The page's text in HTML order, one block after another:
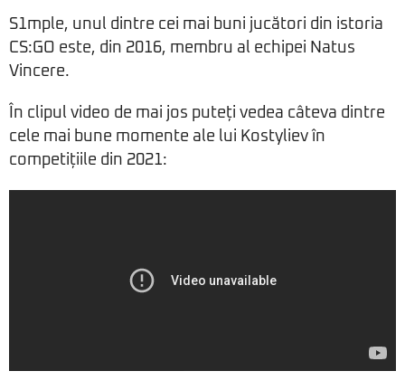
S1mple, unul dintre cei mai buni jucători din istoria
CS:GO este, din 2016, membru al echipei Natus
Vincere.
În clipul video de mai jos puteți vedea câteva dintre
cele mai bune momente ale lui Kostyliev în
competițiile din 2021: